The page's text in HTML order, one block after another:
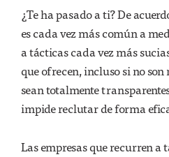
¿Te ha pasado a ti? De
es cada vez más común a
a tácticas cada vez más
que ofrecen, incluso si no son
sean totalmente
impide reclutar de forma
Las empresas que recurren a